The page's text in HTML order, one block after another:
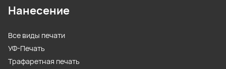
Нанесение
Все виды печати
УФ-Печать
Трафаретная печать